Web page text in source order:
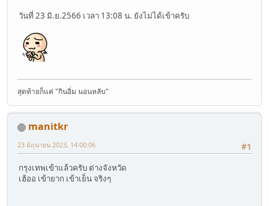
วันที่ 23 มิ.ย.2566 เวลา 13:08 น. ยังไม่ได้เข้าครับ
สุดท้ายก็แค่ "กินอิ่ม นอนหลับ"
manitkr
#1
23 มิถุนายน 2023, 14:00:06
กรุงเทพเข้าแล้วครับ ต่างจังหวัด
เฮ้ออ เข้ายาก เข้าเย็น จริงๆ